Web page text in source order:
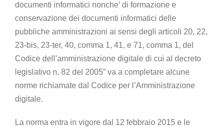
documenti informatici nonche’ di formazione e
conservazione dei documenti informatici delle
pubbliche amministrazioni ai sensi degli articoli 20, 22,
23-bis, 23-ter, 40, comma 1, 41, e 71, comma 1, del
Codice dell’amministrazione digitale di cui al decreto
legislativo n. 82 del 2005” va a completare alcune
norme richiamate dal Codice per l’Amministrazione
digitale.
La norma entra in vigore dal 12 febbraio 2015 e le